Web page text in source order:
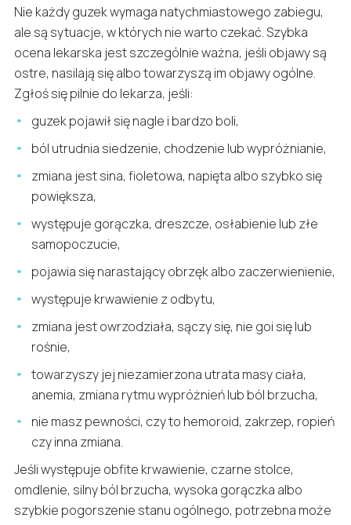
Nie każdy guzek wymaga natychmiastowego zabiegu,
ale są sytuacje, w których nie warto czekać. Szybka
ocena lekarska jest szczególnie ważna, jeśli objawy są
ostre, nasilają się albo towarzyszą im objawy ogólne.
Zgłoś się pilnie do lekarza, jeśli:
guzek pojawił się nagle i bardzo boli,
ból utrudnia siedzenie, chodzenie lub wypróżnianie,
zmiana jest sina, fioletowa, napięta albo szybko się
powiększa,
występuje gorączka, dreszcze, osłabienie lub złe
samopoczucie,
pojawia się narastający obrzęk albo zaczerwienienie,
występuje krwawienie z odbytu,
zmiana jest owrzodziała, sączy się, nie goi się lub
rośnie,
towarzyszy jej niezamierzona utrata masy ciała,
anemia, zmiana rytmu wypróżnień lub ból brzucha,
nie masz pewności, czy to hemoroid, zakrzep, ropień
czy inna zmiana.
Jeśli występuje obfite krwawienie, czarne stolce,
omdlenie, silny ból brzucha, wysoka gorączka albo
szybkie pogorszenie stanu ogólnego, potrzebna może